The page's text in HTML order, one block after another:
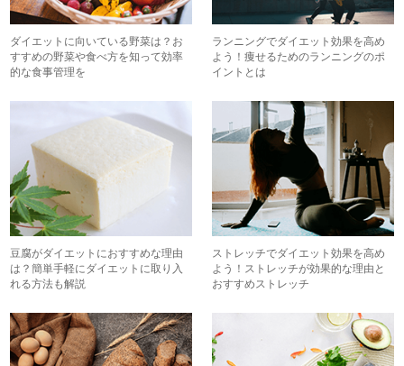
ダイエットに向いている野菜は？お
すすめの野菜や食べ方を知って効率
的な食事管理を
ランニングでダイエット効果を高め
よう！痩せるためのランニングのポ
イントとは
豆腐がダイエットにおすすめな理由
は？簡単手軽にダイエットに取り入
れる方法も解説
ストレッチでダイエット効果を高め
よう！ストレッチが効果的な理由と
おすすめストレッチ